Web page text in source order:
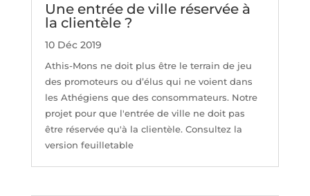
Une entrée de ville réservée à
la clientèle ?
10 Déc 2019
Athis-Mons ne doit plus être le terrain de jeu
des promoteurs ou d’élus qui ne voient dans
les Athégiens que des consommateurs. Notre
projet pour que l'entrée de ville ne doit pas
être réservée qu'à la clientèle. Consultez la
version feuilletable